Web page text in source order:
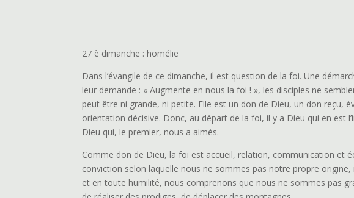
27 è dimanche : homélie
Dans l’évangile de ce dimanche, il est question de la foi. Une
leur demande : « Augmente en nous la foi ! », les disciples ne
peut être ni grande, ni petite. Elle est un don de Dieu, un don reçu,
orientation décisive. Donc, au départ de la foi, il y a Dieu qui en est
Dieu qui, le premier, nous a aimés.
Comme don de Dieu, la foi est accueil, relation, communication et
conviction selon laquelle nous ne sommes pas notre propre
et en toute humilité, nous comprenons que nous ne sommes pas